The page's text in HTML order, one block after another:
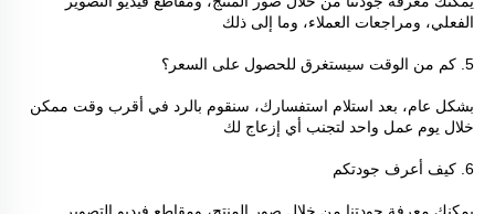
الفعلي، ومراجعات العملاء، وما إلى ذلك
5. كم من الوقت سيستغرق للحصول على السعر؟
خلال يوم عمل واحد لتجنب أي إزعاج لك
6. كيف أعرف جودتكم